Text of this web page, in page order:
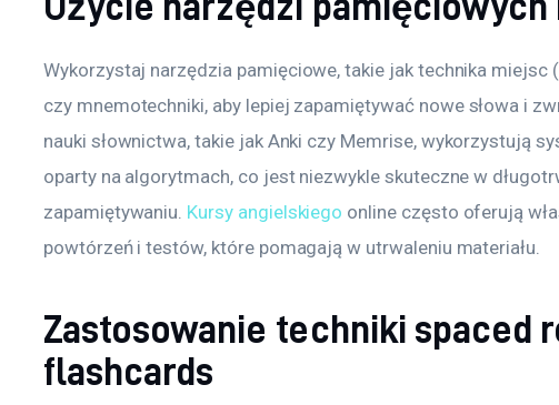
Wykorzystaj narzędzia pamięciowe, takie jak technika miejsc
czy mnemotechniki, aby lepiej zapamiętywać nowe słowa i
nauki słownictwa, takie jak Anki czy Memrise, wykorzystują
oparty na algorytmach, co jest niezwykle skuteczne w
zapamiętywaniu. Kursy angielskiego online często oferują
powtórzeń i testów, które pomagają w utrwaleniu materiału.
Zastosowanie techniki spaced
flashcards